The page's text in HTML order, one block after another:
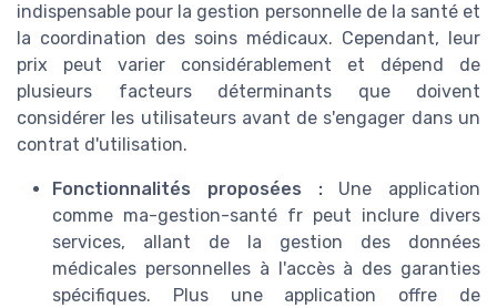
indispensable pour la gestion personnelle de la santé et
la coordination des soins médicaux. Cependant, leur
prix peut varier considérablement et dépend de
plusieurs facteurs déterminants que doivent
considérer les utilisateurs avant de s'engager dans un
contrat d'utilisation.
Fonctionnalités proposées :Une application
comme ma-gestion-santé fr peut inclure divers
services, allant de la gestion des données
médicales personnelles à l'accès à des garanties
spécifiques. Plus une application offre de